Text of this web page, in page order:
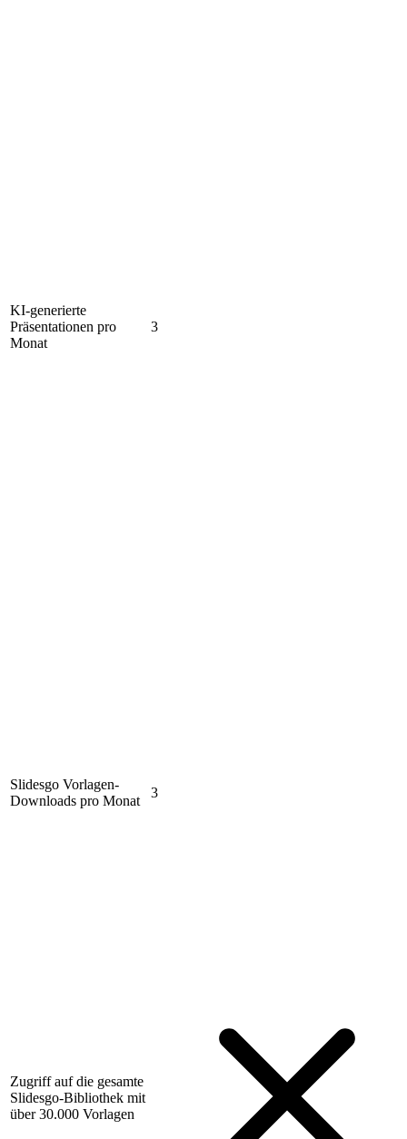
KI-generierte
Präsentationen pro
Monat
3
Slidesgo Vorlagen-
Downloads pro Monat
3
Zugriff auf die gesamte
Slidesgo-Bibliothek mit
über 30.000 Vorlagen